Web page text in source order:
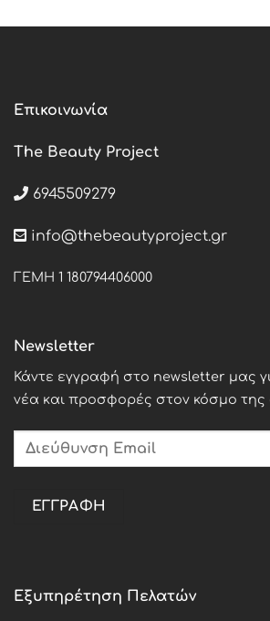
Επικοινωνία
The Beauty Project
6945509279
info@thebeautyproject.gr
ΓΕΜΗ 1 180794406000
Εξυπηρέτηση Πελατών
Newsletter
Κάντε εγγραφή στο newsletter μας
νέα και προσφορές στον κόσμο της